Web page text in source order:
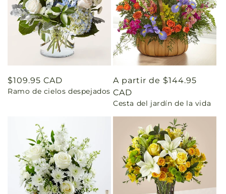
Precio
habitual
$109.95 CAD
Ramo de cielos despejados
Precio
habitual
A partir de $144.95
CAD
Cesta del jardín de la vida